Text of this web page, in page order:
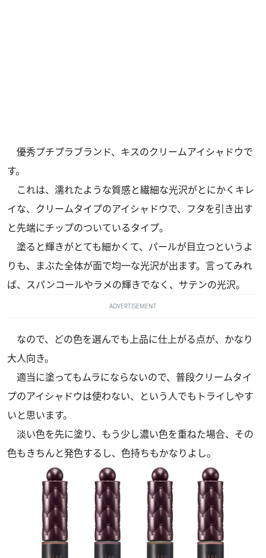
優秀プチプラブランド、キスのクリームアイシャドウで
す。
これは、濡れたような質感と繊細な光沢がとにかくキレ
イな、クリームタイプのアイシャドウで、フタを引き出す
と先端にチップのついているタイプ。
塗ると輝きがとても細かくて、パールが目立つというよ
りも、まぶた全体が面で均一な光沢が出ます。言ってみれ
ば、スパンコールやラメの輝きでなく、サテンの光沢。
ADVERTISEMENT
なので、どの色を選んでも上品に仕上がる点が、かなり
大人向き。
適当に塗ってもムラにならないので、普段クリームタイ
プのアイシャドウは使わない、という人でもトライしやす
いと思います。
淡い色を先に塗り、もう少し濃い色を重ねた場合、その
色もきちんと発色するし、色持ちもかなりよし。